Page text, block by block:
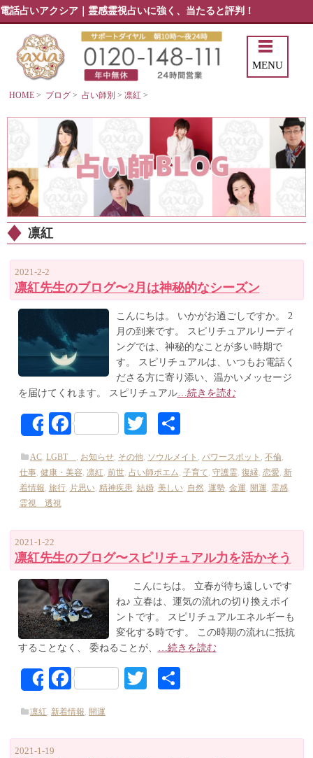
電話占いアクシア｜霊感霊視占いに強く、当たると評判！
MENU
HOME > ブログ > 占い師別 > 凛紅 >
凛紅
2021-2-2
凛紅先生のブログ〜2月は神秘的なシーズン
こんにちは。 いかがお過ごしですか。 2
月の到来です。 スピリチュアルリーディ
ングでは、神秘的なことが多い時期で
す。 スピリチュアルは、いつもお電話く
ださる方に寄り添い、温かいメッセージ
を届けてくれます。 スピリチュアル…続きを読む
ShareFacebook Twitter
AC, LGBT お知らせ, その他, ソウルメイト パワースポット 不倫,
仕事, 健康・美容 凛紅 前世, 占い師ポエム 子育て 守護霊, 復縁 恋愛, 新
着情報 旅行, 片思い, 精神疾患 結婚, 美しい, 自然, 運勢, 金運 開運 霊感,
霊視 透視
2021-1-22
凛紅先生のブログ〜スピリチュアル力を活かそう
こんにちは。 立春が待ち遠しいです
ね♪ 立春は、運気の流れの切り換えポイ
ントです。 スピリチュアルエネルギーも
変化する時です。 この時期の流れに抵抗
することなく、 委ねることが、
…続きを読む
ShareFacebook Twitter
凛紅 新着情報 開運
2021-1-19